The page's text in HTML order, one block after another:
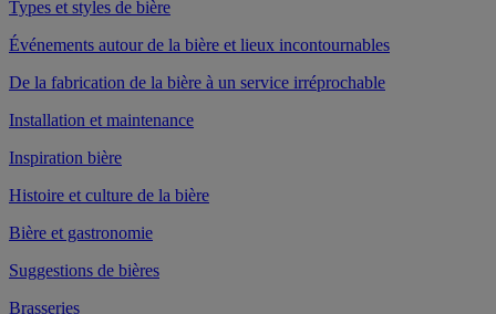
Types et styles de bière
Événements autour de la bière et lieux incontournables
De la fabrication de la bière à un service irréprochable
Installation et maintenance
Inspiration bière
Histoire et culture de la bière
Bière et gastronomie
Suggestions de bières
Brasseries